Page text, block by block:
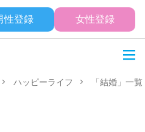
性登録 女性登録
ハッピーライフ 「結婚」一覧